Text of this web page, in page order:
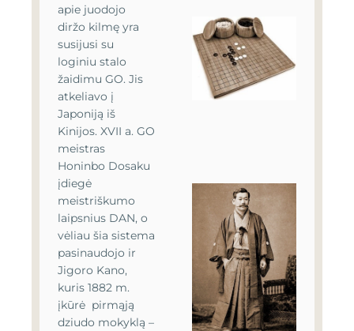
apie juodojo
diržo kilmę yra
susijusi su
loginiu stalo
žaidimu GO. Jis
atkeliavo į
Japoniją iš
Kinijos. XVII a. GO
meistras
Honinbo Dosaku
įdiegė
meistriškumo
laipsnius DAN, o
vėliau šia sistema
pasinaudojo ir
Jigoro Kano,
kuris 1882 m.
įkūrė pirmąją
dziudo mokyklą –